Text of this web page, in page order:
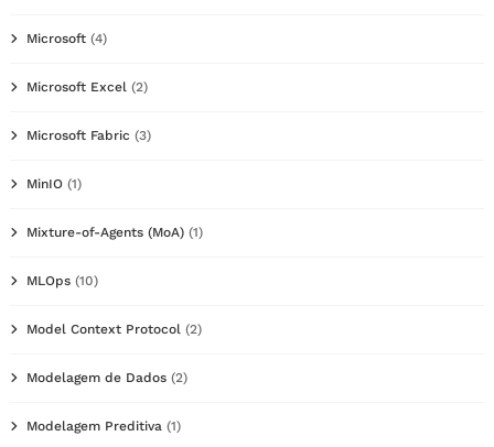
Microsoft (4)
Microsoft Excel (2)
Microsoft Fabric (3)
MinIO (1)
Mixture-of-Agents (MoA) (1)
MLOps (10)
Model Context Protocol (2)
Modelagem de Dados (2)
Modelagem Preditiva (1)